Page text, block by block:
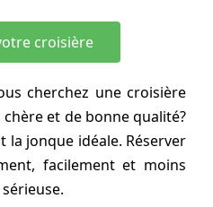
croisière
cherchez une croisière
chère et de bonne qualité?
la jonque idéale. Réserver
facilement et moins